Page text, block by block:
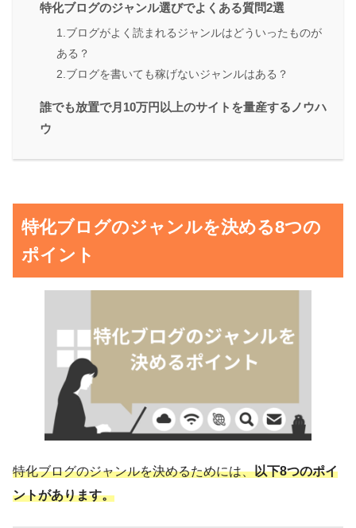
特化ブログのジャンル選びでよくある質問2選
1.ブログがよく読まれるジャンルはどういったものが
ある？
2.ブログを書いても稼げないジャンルはある？
誰でも放置で月10万円以上のサイトを量産するノウハ
ウ
特化ブログのジャンルを決める8つの
ポイント
特化ブログのジャンルを決めるためには、以下8つのポイ
ントがあります。